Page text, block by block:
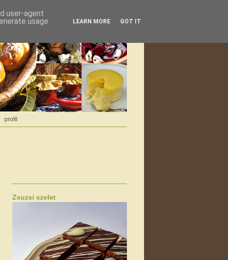
profil
Zsuzsi szelet
user-agent
usage
LEARN MORE GOT IT